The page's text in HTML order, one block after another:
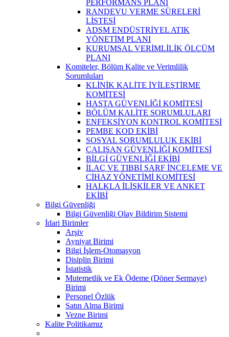
PERFORMANS PLANI
RANDEVU VERME SÜRELERİ
LİSTESİ
ADSM ENDÜSTRİYEL ATIK
YÖNETİM PLANI
KURUMSAL VERİMLİLİK ÖLÇÜM
PLANI
Komiteler, Bölüm Kalite ve Verimlilik
Sorumluları
KLİNİK KALİTE İYİLEŞTİRME
KOMİTESİ
HASTA GÜVENLİĞİ KOMİTESİ
BÖLÜM KALİTE SORUMLULARI
ENFEKSİYON KONTROL KOMİTESİ
PEMBE KOD EKİBİ
SOSYAL SORUMLULUK EKİBİ
ÇALIŞAN GÜVENLİĞİ KOMİTESİ
BİLGİ GÜVENLİĞİ EKİBİ
İLAÇ VE TIBBİ SARF İNCELEME VE
CİHAZ YÖNETİMİ KOMİTESİ
HALKLA İLİŞKİLER VE ANKET
EKİBİ
Bilgi Güvenliği
Bilgi Güvenliği Olay Bildirim Sistemi
İdari Birimler
Arşiv
Ayniyat Birimi
Bilgi İşlem-Otomasyon
Disiplin Birimi
İstatistik
Mutemetlik ve Ek Ödeme (Döner Sermaye)
Birimi
Personel Özlük
Satın Alma Birimi
Vezne Birimi
Kalite Politikamız